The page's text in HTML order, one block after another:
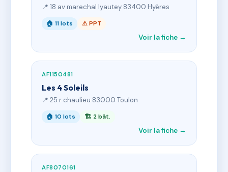
📍 18 av marechal lyautey 83400 Hyères
🏠 11 lots ⚠ PPT
Voir la fiche →
AF1150481
Les 4 Soleils
📍 25 r chaulieu 83000 Toulon
🏠 10 lots 🏗 2 bât.
Voir la fiche →
AF8070161